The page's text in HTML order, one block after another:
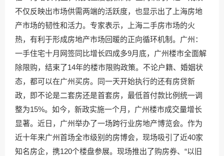
不仅反映出市场供需两端的活跃度，也显示出了上海房地
产市场的韧性和活力。专家表示，上海二手房市场的火
热，有利于形成房地产市场回暖的正向循环机制。广州：
一手住宅十月网签同比增长四成多9月底，广州楼市全面解
除限购，结束了14年的楼市限购政策。不论户籍、婚姻状
态，都可以在广州买房。同一天开始执行的还有房贷新
政，即不论是二套房还是首套房，最低首付款比例统一调
整为15%。如今，新政实施一个月，广州楼市成交量增长
显著。近日，广州举办了一场跨行业房地产博览会。作为
近十年来广州首场全市级别的房博会，现场吸引了近40家
知名房企，携120个楼盘参展。现场推出了购房券、“以旧